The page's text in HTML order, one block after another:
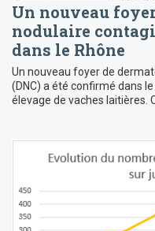
Un nouveau
nodulaire
dans le Rhône
Un nouveau foyer de
(DNC) a été confirmé dans
élevage de vaches laitières.